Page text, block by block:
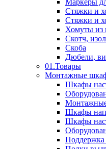
Маркеры
Стяжки и
Стяжки и
Хомуты из
Скотч,
Скоба
Дюбели,
01.Товары
Монтажные
Шкафы
Шкафы
Шкафы
Поддержка